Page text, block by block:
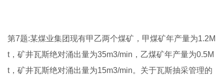
第7题:某煤业集团现有甲乙两个煤矿，甲煤矿年产量为1.2M
t，矿井瓦斯绝对涌出量为35m3/min，乙煤矿年产量为0.5M
t，矿井瓦斯绝对涌出量为15m3/min。关于瓦斯抽采管理的